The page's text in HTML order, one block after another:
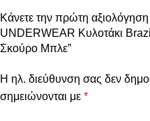
Κάνετε την πρώτη αξιολόγηση
UNDERWEAR Κυλοτάκι
Σκούρο Μπλε”
Η ηλ. διεύθυνση σας δεν
σημειώνονται με *